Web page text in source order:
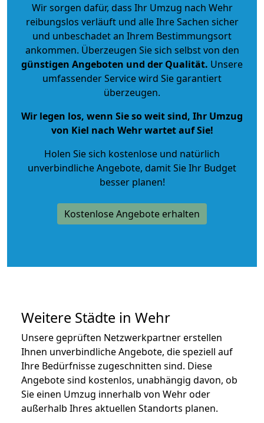
Wir sorgen dafür, dass Ihr Umzug nach Wehr
reibungslos verläuft und alle Ihre Sachen sicher
und unbeschadet an Ihrem Bestimmungsort
ankommen. Überzeugen Sie sich selbst von den
günstigen Angeboten und der Qualität. Unsere
umfassender Service wird Sie garantiert
überzeugen.
Wir legen los, wenn Sie so weit sind, Ihr Umzug
von Kiel nach Wehr wartet auf Sie!
Holen Sie sich kostenlose und natürlich
unverbindliche Angebote, damit Sie Ihr Budget
besser planen!
Kostenlose Angebote erhalten
Weitere Städte in Wehr
Unsere geprüften Netzwerkpartner erstellen
Ihnen unverbindliche Angebote, die speziell auf
Ihre Bedürfnisse zugeschnitten sind. Diese
Angebote sind kostenlos, unabhängig davon, ob
Sie einen Umzug innerhalb von Wehr oder
außerhalb Ihres aktuellen Standorts planen.